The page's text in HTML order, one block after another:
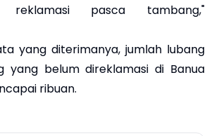
reklamasi pasca tambang,"
yang diterimanya, jumlah lubang
yang belum direklamasi di Banua
ribuan.